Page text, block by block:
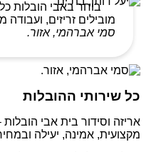
בוחר באבי הובלות
מובילים זריזים,
סמי אברהמי, אזור.
כל שירותי ההובלות
אריזה וסידור בית אבי
מקצועית, אמינה, יעילה